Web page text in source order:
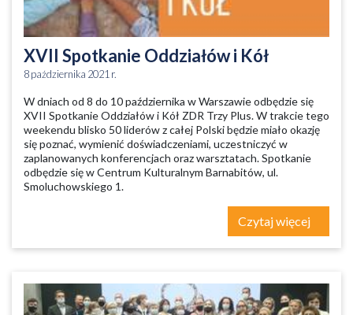
XVII Spotkanie Oddziałów i Kół
8 października 2021 r.
W dniach od 8 do 10 października w Warszawie odbędzie się
XVII Spotkanie Oddziałów i Kół ZDR Trzy Plus. W trakcie tego
weekendu blisko 50 liderów z całej Polski będzie miało okazję
się poznać, wymienić doświadczeniami, uczestniczyć w
zaplanowanych konferencjach oraz warsztatach. Spotkanie
odbędzie się w Centrum Kulturalnym Barnabitów, ul.
Smoluchowskiego 1.
Czytaj więcej